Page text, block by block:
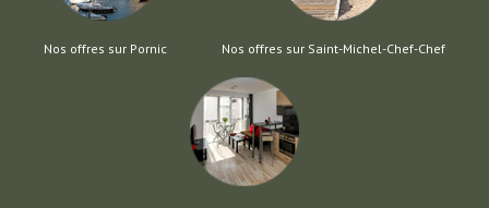
Nos offres sur Pornic Nos offres sur Saint-Michel-Chef-Chef